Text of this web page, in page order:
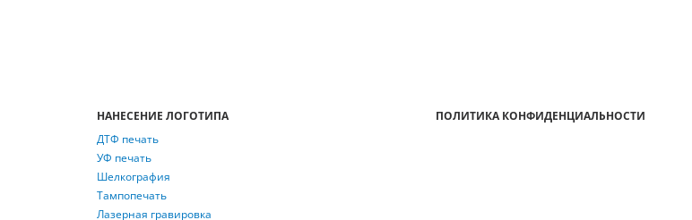
НАНЕСЕНИЕ ЛОГОТИПА
ДТФ печать
УФ печать
Шелкография
Тампопечать
Лазерная гравировка
ПОЛИТИКА КОНФИДЕНЦИАЛЬНОСТИ